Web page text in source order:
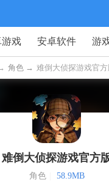
游戏 安卓软件 游
角色 → 难倒大侦探游戏官方
难倒大侦探游戏官方
角色 58.9MB